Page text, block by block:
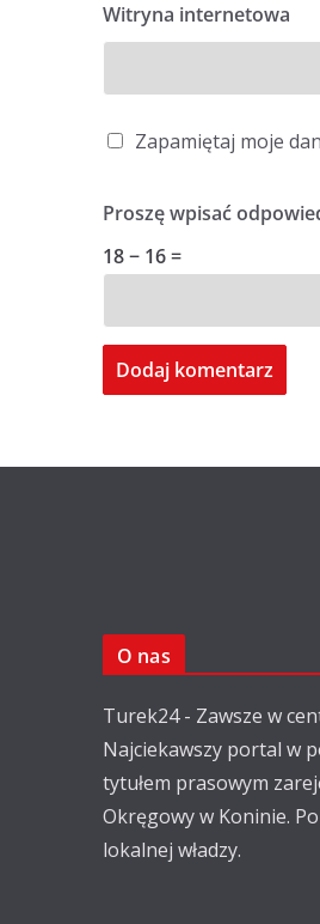
Witryna internetowa
Zapamiętaj moje
Proszę wpisać
18 − 16 =
O nas
Turek24 - Zawsze w
Najciekawszy portal w
tytułem prasowym
Okręgowy w Koninie.
lokalnej władzy.